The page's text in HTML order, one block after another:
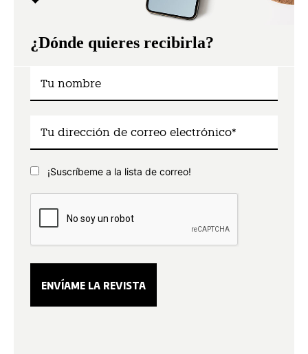
¿Dónde quieres recibirla?
¡Suscríbeme a la lista de correo!